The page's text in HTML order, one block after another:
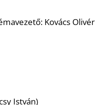
Kovács Olivér
István)